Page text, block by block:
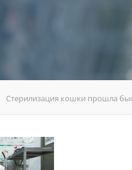
Стерилизация кошки прошла